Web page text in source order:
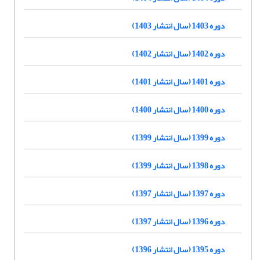
دوره 1403 (سال انتشار 1403)
دوره 1402 (سال انتشار 1402)
دوره 1401 (سال انتشار 1401)
دوره 1400 (سال انتشار 1400)
دوره 1399 (سال انتشار 1399)
دوره 1398 (سال انتشار 1399)
دوره 1397 (سال انتشار 1397)
دوره 1396 (سال انتشار 1397)
دوره 1395 (سال انتشار 1396)